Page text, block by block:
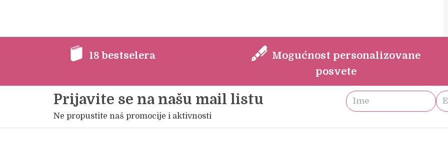
18 bestselera
Mogućnost personalizovane
posvete
Prijavite se na našu mail listu
Ne propustite naš promocije i aktivnosti